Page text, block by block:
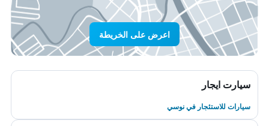
اعرض على الخريطة
سيارت ايجار
سيارات للاستئجار في نوسي